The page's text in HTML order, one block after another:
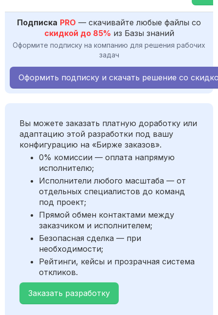
Подписка PRO — скачивайте любые файлы со
скидкой до 85% из Базы знаний
Оформите подписку на компанию для решения рабочих
задач
Оформить подписку и скачать решение со
Вы можете заказать платную доработку или
адаптацию этой разработки под вашу
конфигурацию на «Бирже заказов».
0% комиссии — оплата напрямую
исполнителю;
Исполнители любого масштаба — от
отдельных специалистов до команд
под проект;
Прямой обмен контактами между
заказчиком и исполнителем;
Безопасная сделка — при
необходимости;
Рейтинги, кейсы и прозрачная система
откликов.
Заказать разработку